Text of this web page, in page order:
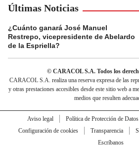
Últimas Noticias
¿Cuánto ganará José Manuel
Restrepo, vicepresidente de Abelardo
de la Espriella?
© CARACOL S.A. Todos los
CARACOL S.A. realiza una reserva expresa de las
y otras prestaciones accesibles desde este sitio web a
medios que resulten
Aviso legal Política de Protección de Datos
Configuración de cookies
Transparencia
Escríbanos